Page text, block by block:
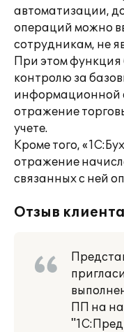
автоматизации,
операций можно
сотрудникам, не
При этом функция
контролю за
информационной
отражение
учете.
Кроме того,
отражение
связанных с ней
Отзыв клиента
ПП на